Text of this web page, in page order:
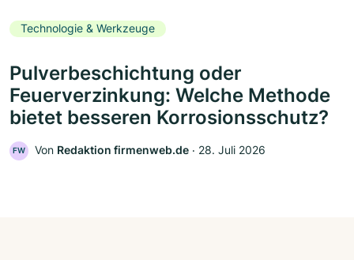
Technologie & Werkzeuge
Pulverbeschichtung oder
Feuerverzinkung: Welche Methode
bietet besseren Korrosionsschutz?
FW Von Redaktion firmenweb.de ‧ 28. Juli 2026